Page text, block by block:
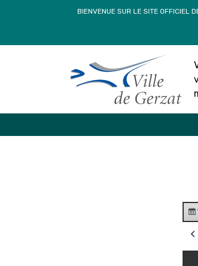
BIENVENUE SUR LE SITE OFFICIEL